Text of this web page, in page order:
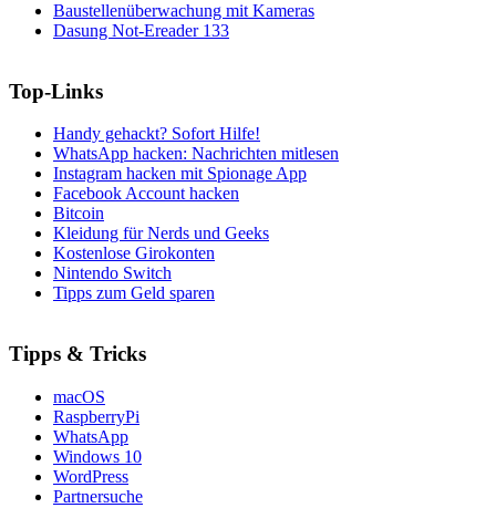
Baustellenüberwachung mit Kameras
Dasung Not-Ereader 133
Top-Links
Handy gehackt? Sofort Hilfe!
WhatsApp hacken: Nachrichten mitlesen
Instagram hacken mit Spionage App
Facebook Account hacken
Bitcoin
Kleidung für Nerds und Geeks
Kostenlose Girokonten
Nintendo Switch
Tipps zum Geld sparen
Tipps & Tricks
macOS
RaspberryPi
WhatsApp
Windows 10
WordPress
Partnersuche